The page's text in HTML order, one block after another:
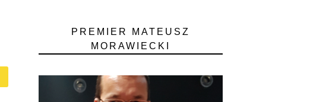
PREMIER MATEUSZ
MORAWIECKI